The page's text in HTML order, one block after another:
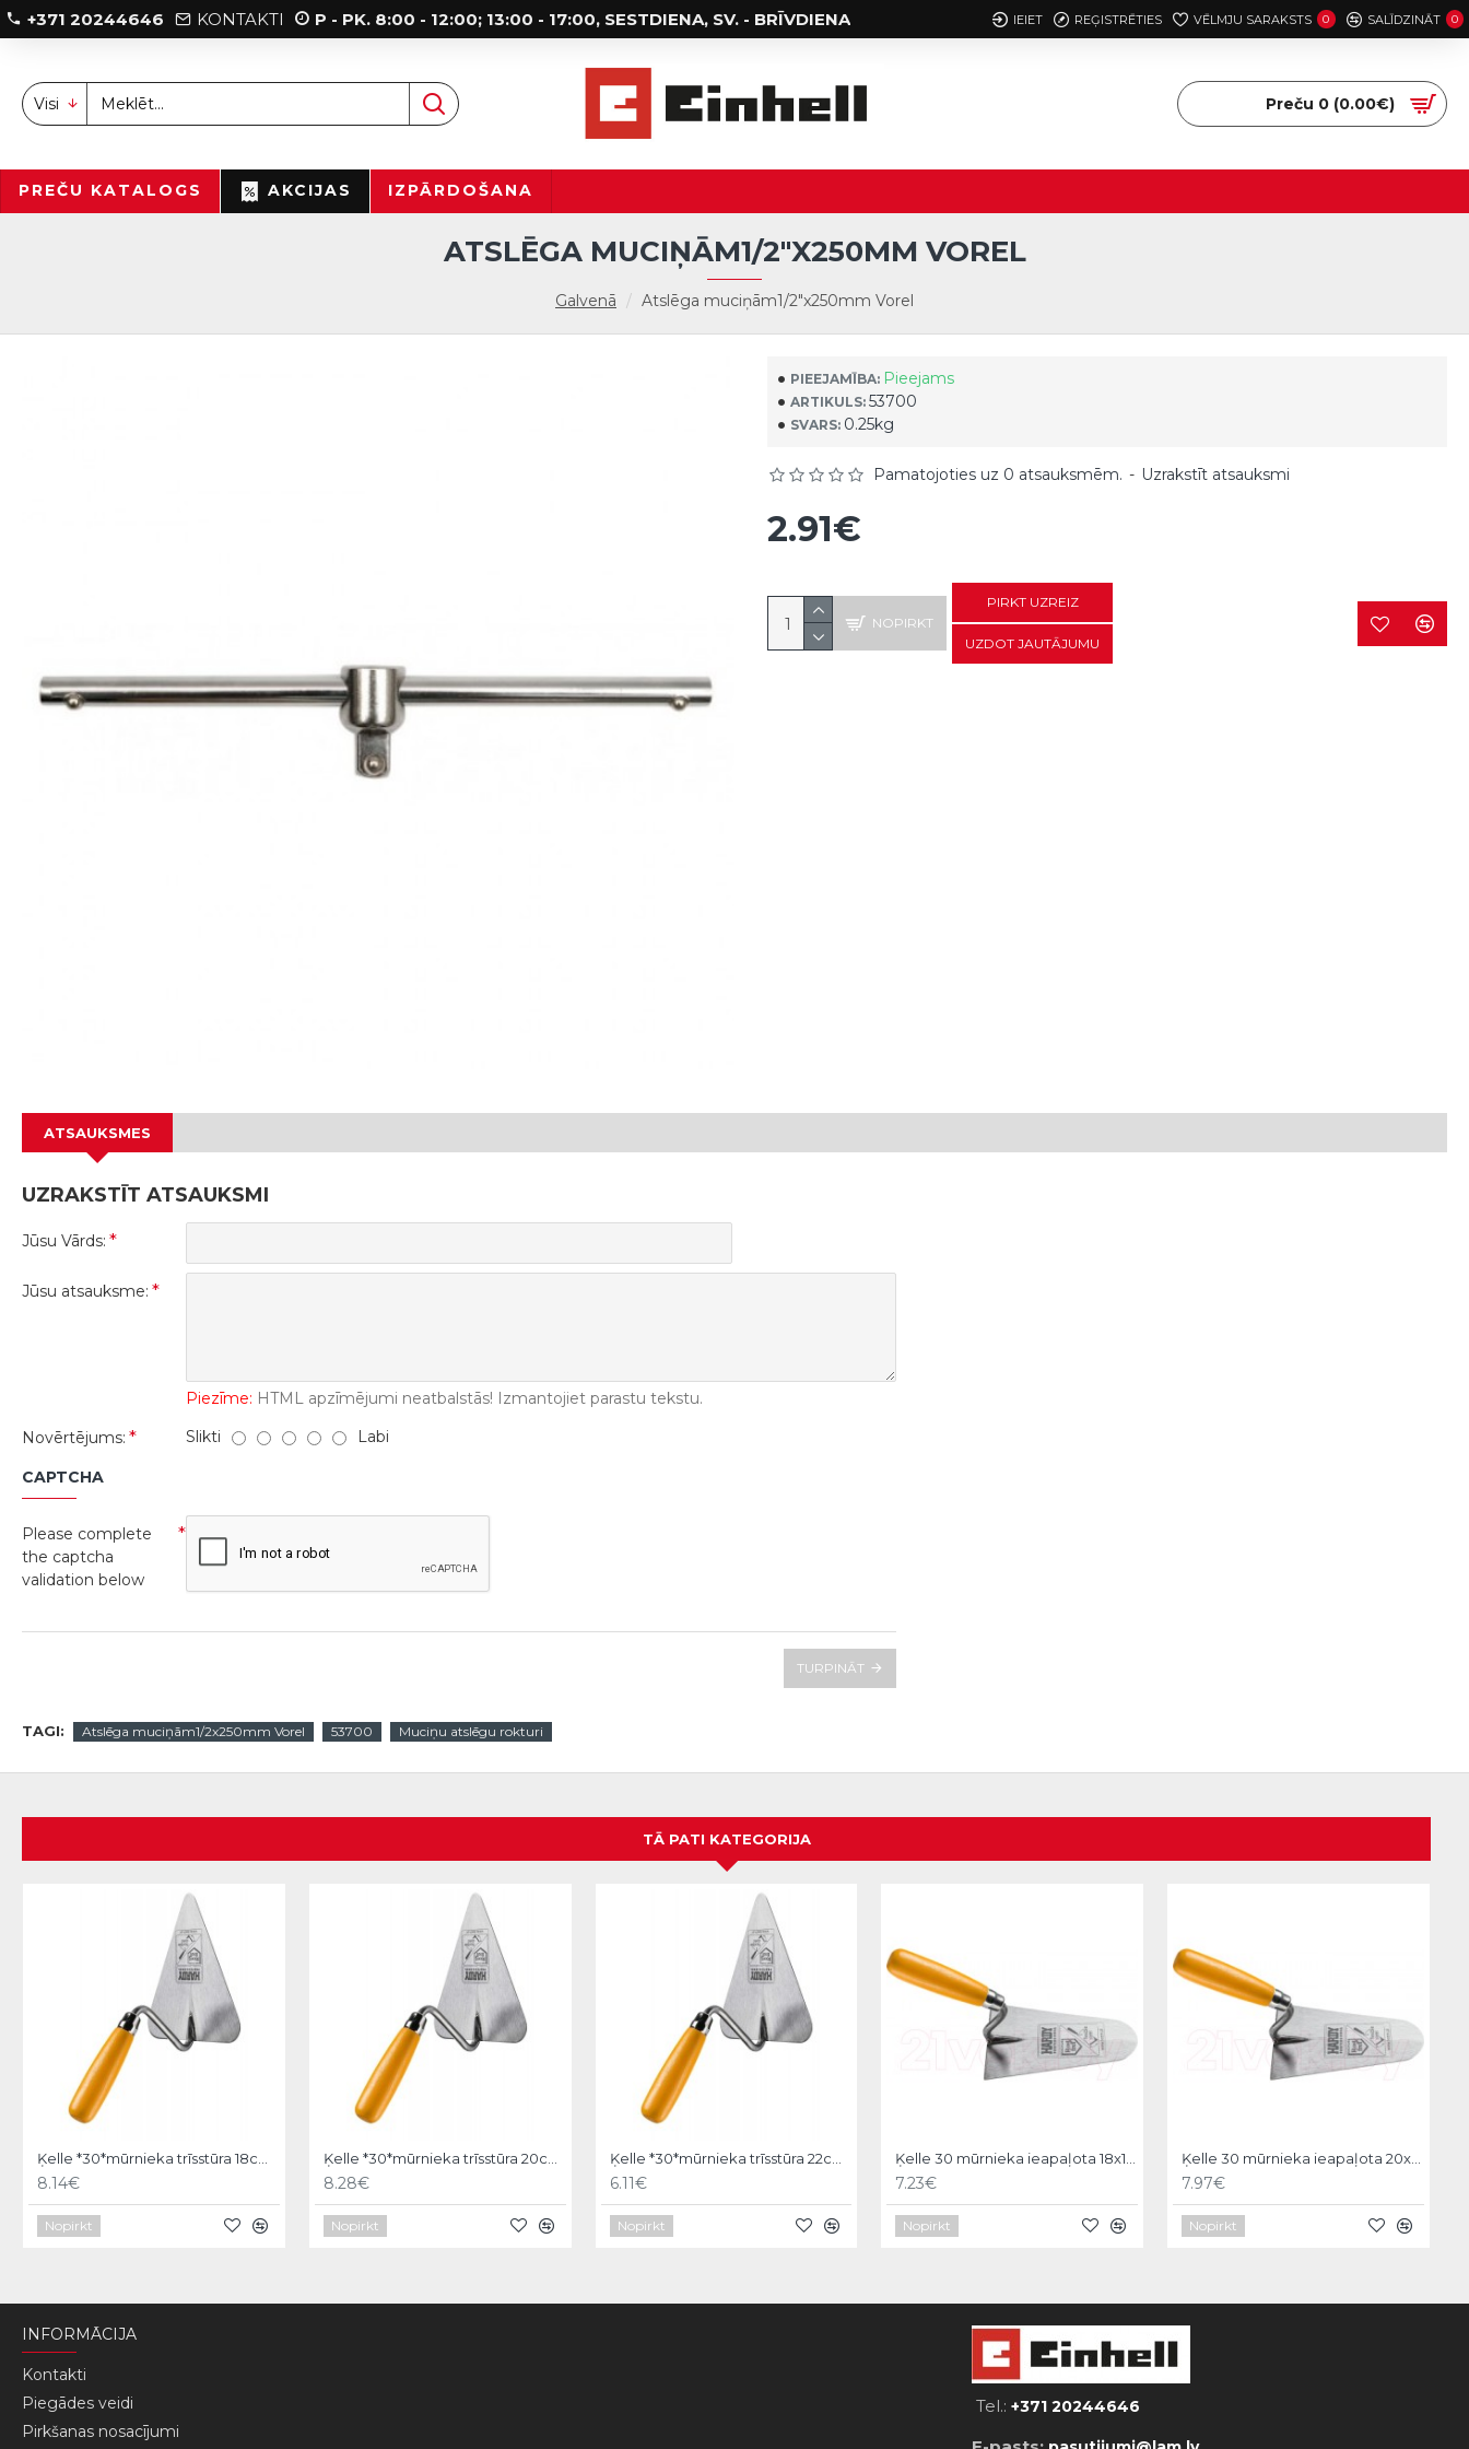
+371 20244646 KONTAKTI P - PK. 8:00 - 12:00; 13:00 - 17:00, SESTDIENA, SV. - BRĪVDIENA IEIET REĢISTRĒTIES VĒLMJU SARAKSTS 0 SALĪDZINĀT 0
Visi Preču 0 (0.00€)
PREČU KATALOGS AKCIJAS IZPĀRDOŠANA
Galvenā Atslēga muciņām1/2"x250mm Vorel
ATSLĒGA MUCIŅĀM1/2"X250MM VOREL
PIEEJAMĪBA: Pieejams
ARTIKULS: 53700
SVARS: 0.25kg
Pamatojoties uz 0 atsauksmēm. - Uzrakstīt atsauksmi
2.91€
NOPIRKT
PIRKT UZREIZ
UZDOT JAUTĀJUMU
ATSAUKSMES
UZRAKSTĪT ATSAUKSMI
Jūsu Vārds:
Jūsu atsauksme:
Piezīme: HTML apzīmējumi neatbalstās! Izmantojiet parastu tekstu.
Novērtējums:
Slikti Labi
CAPTCHA
Please complete
the captcha
validation below
TURPINĀT
TAGI: Atslēga muciņām1/2x250mm Vorel 53700 Muciņu atslēgu rokturi
TĀ PATI KATEGORIJA
8.14€
Nopirkt
8.28€
Nopirkt
6.11€
Nopirkt
7.23€
Nopirkt
7.97€
Nopirkt
INFORMĀCIJA
Kontakti
Piegādes veidi
Pirkšanas nosacījumi
Tel.:+371 20244646